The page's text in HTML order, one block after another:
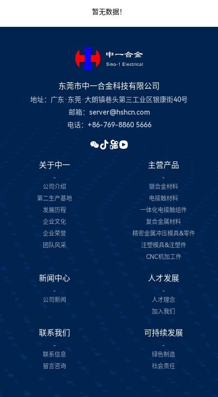
暂无数据！
东莞市中一合金科技有限公司
地址：广东·东莞·大朗镇巷头第三工业区银康街40号
邮箱：server@hshcn.com
电话：+86-769-8860 5666
关于中一
-
公司介绍
第二生产基地
发展历程
企业文化
企业荣誉
团队风采
主营产品
-
银合金材料
电接触材料
一体化电接触组件
复合金属材料
精密金属冲压模具&零件
注塑模具&注塑件
CNC机加工件
新闻中心
-
公司新闻
人才发展
-
人才理念
加入我们
联系我们
-
联系信息
留言咨询
可持续发展
-
绿色制造
社会责任